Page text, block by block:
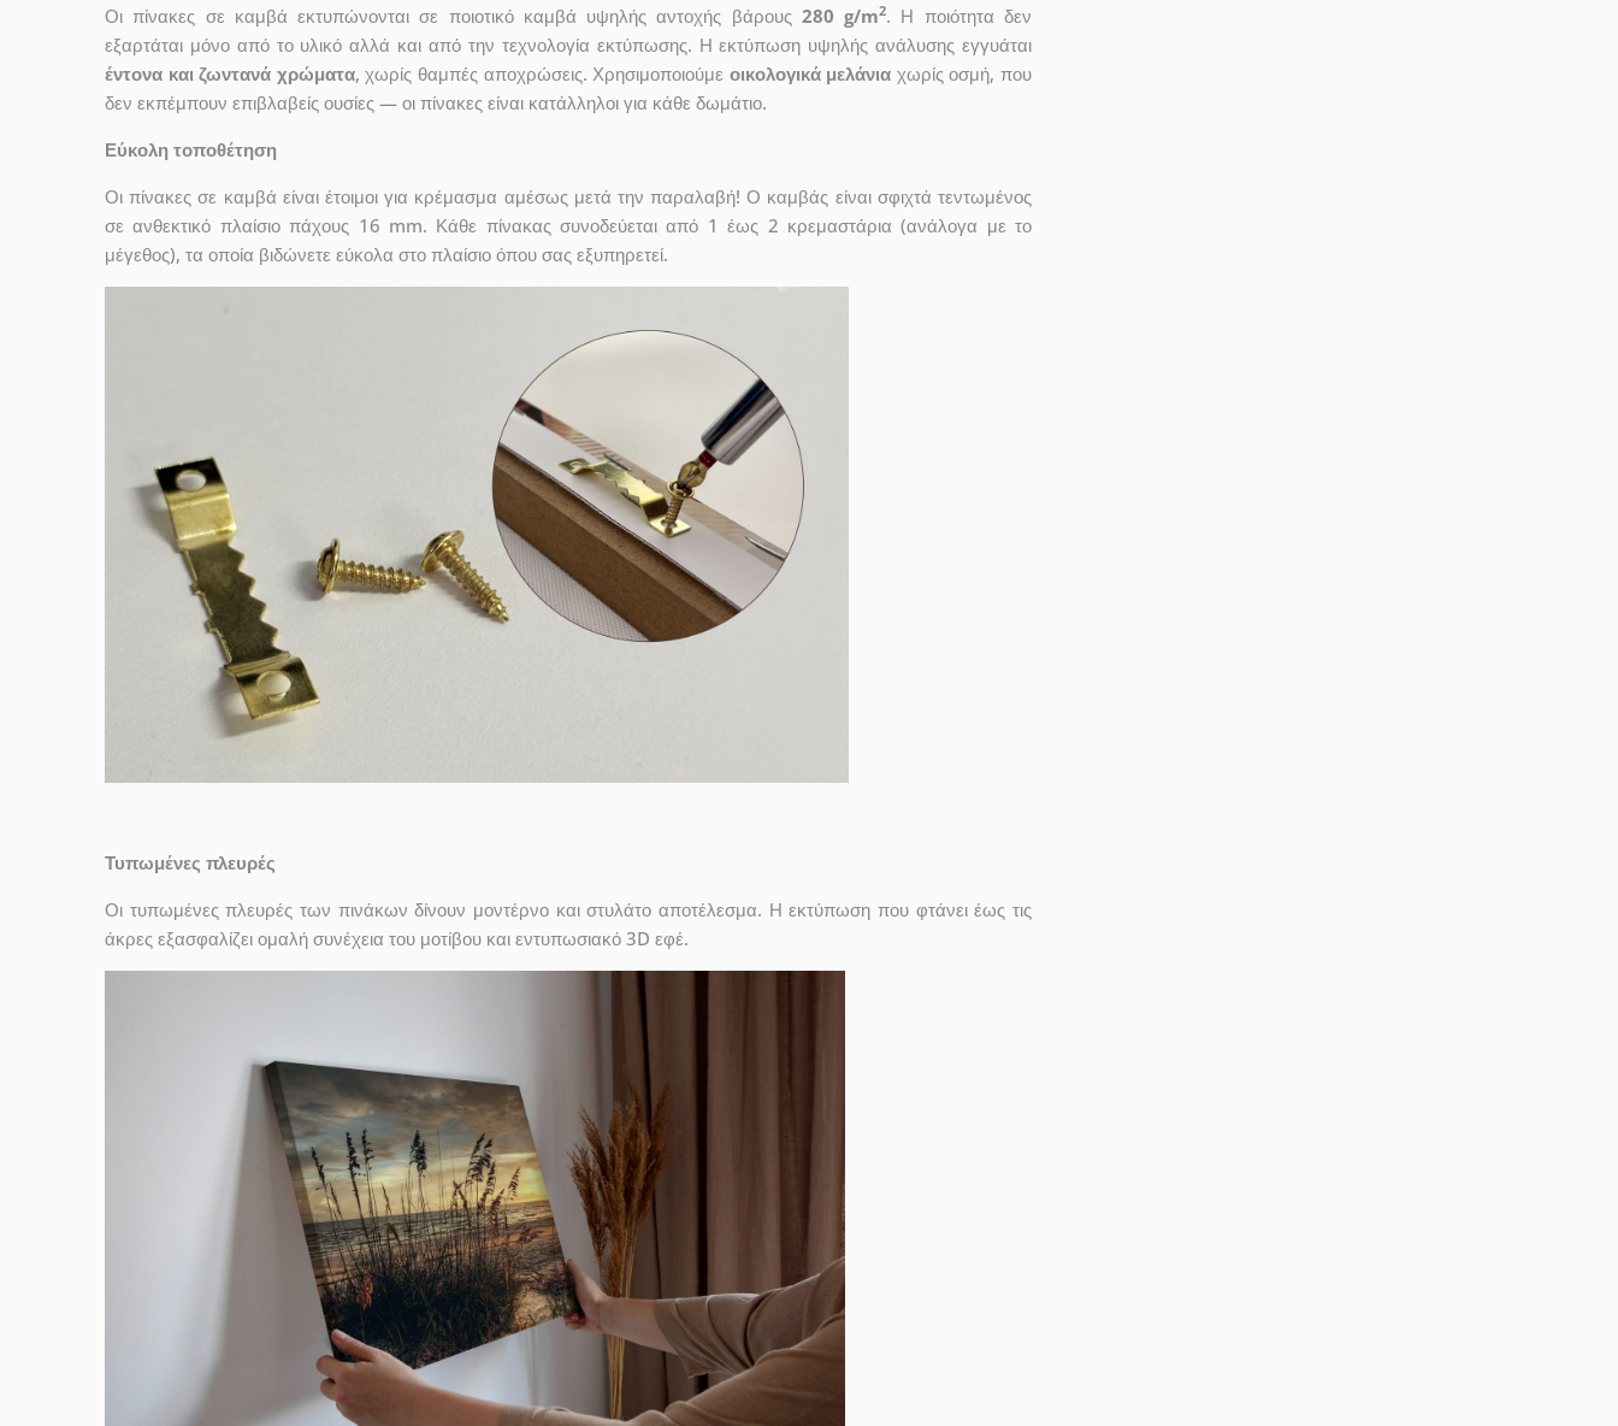
Οι πίνακες σε καμβά εκτυπώνονται σε ποιοτικό καμβά υψηλής αντοχής βάρους 280 g/m2. Η ποιότητα δεν
εξαρτάται μόνο από το υλικό αλλά και από την τεχνολογία εκτύπωσης. Η εκτύπωση υψηλής ανάλυσης εγγυάται
έντονα και ζωντανά χρώματα, χωρίς θαμπές αποχρώσεις. Χρησιμοποιούμε οικολογικά μελάνια χωρίς οσμή, που
δεν εκπέμπουν επιβλαβείς ουσίες — οι πίνακες είναι κατάλληλοι για κάθε δωμάτιο.
Εύκολη τοποθέτηση
Οι πίνακες σε καμβά είναι έτοιμοι για κρέμασμα αμέσως μετά την παραλαβή! Ο καμβάς είναι σφιχτά τεντωμένος
σε ανθεκτικό πλαίσιο πάχους 16 mm. Κάθε πίνακας συνοδεύεται από 1 έως 2 κρεμαστάρια (ανάλογα με το
μέγεθος), τα οποία βιδώνετε εύκολα στο πλαίσιο όπου σας εξυπηρετεί.
Τυπωμένες πλευρές
Οι τυπωμένες πλευρές των πινάκων δίνουν μοντέρνο και στυλάτο αποτέλεσμα. Η εκτύπωση που φτάνει έως τις
άκρες εξασφαλίζει ομαλή συνέχεια του μοτίβου και εντυπωσιακό 3D εφέ.